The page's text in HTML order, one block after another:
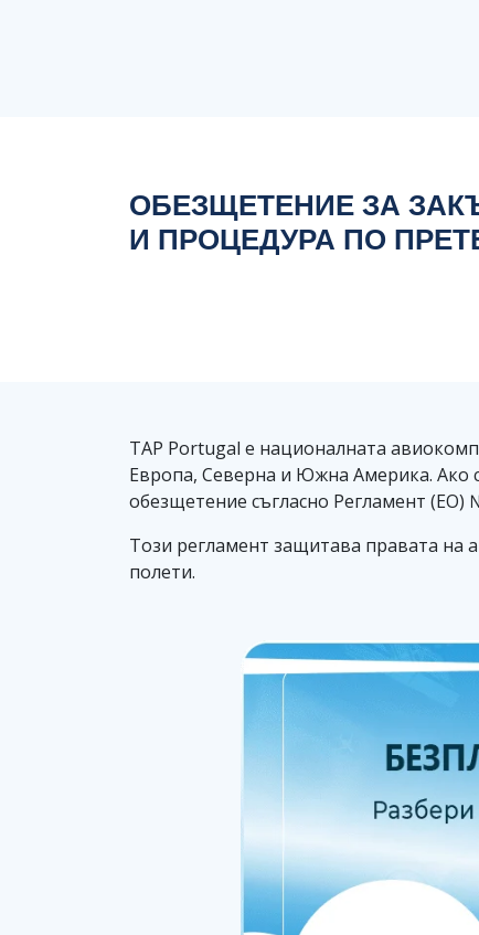
ОБЕЗЩЕТЕНИЕ ЗА
И ПРОЦЕДУРА ПО
TAP Portugal е националната
Европа, Северна и Южна Америка. Ако
обезщетение съгласно Регламент (ЕО)
Този регламент защитава правата на
полети.